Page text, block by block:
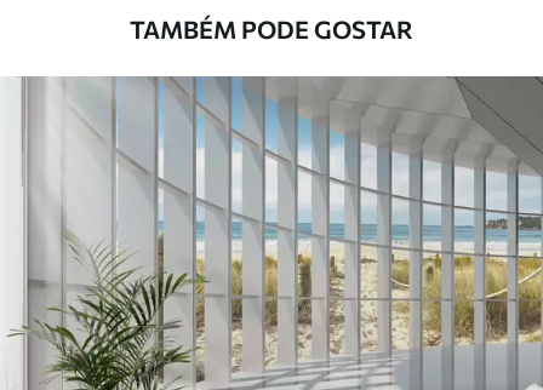
revestimento de verniz podem ser limpos
com água.
aplicação
Aplicação perfeita
Materiais disponíveis
Standard
45 .0027.00€/m²
Premium
TAMBÉM PODE GOSTAR